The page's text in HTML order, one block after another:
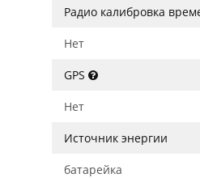
Радио калибровка
Нет
GPS
Нет
Источник энергии
батарейка